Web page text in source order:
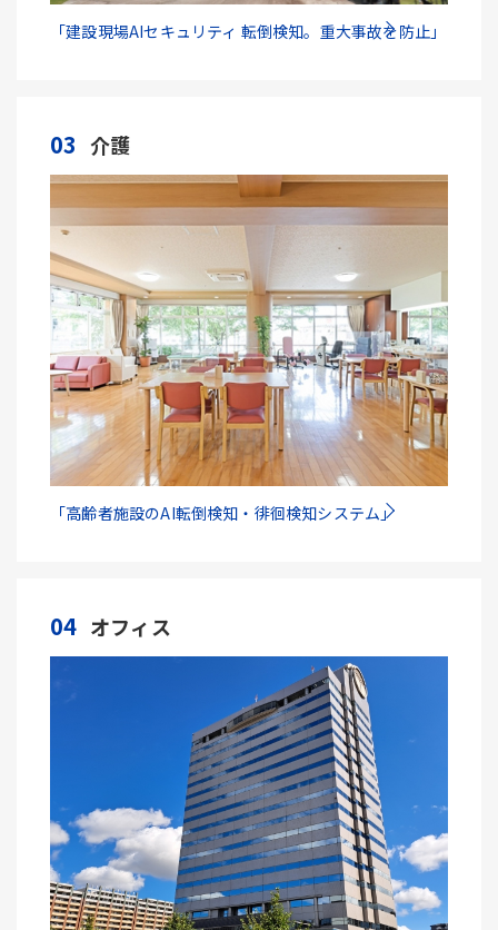
「建設現場AIセキュリティ 転倒検知。重大事故を防止」
03 介護
「高齢者施設のAI転倒検知・徘徊検知システム」
04 オフィス